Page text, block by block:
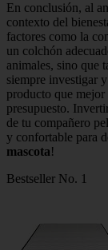
En conclusión, al
contexto del
factores como la
un colchón
animales, sino que
siempre investigar
producto que mejor
presupuesto.
de tu compañero
y confortable para
mascota!
Bestseller No. 1